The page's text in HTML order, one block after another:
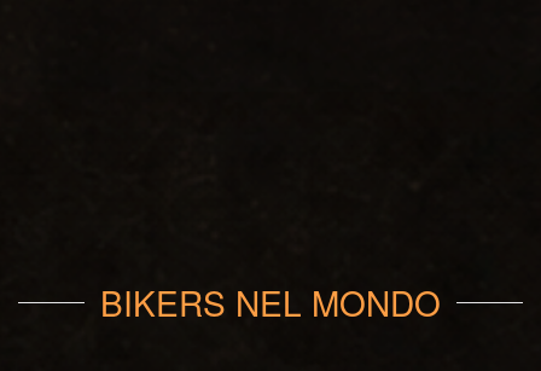
BIKERS NEL MONDO